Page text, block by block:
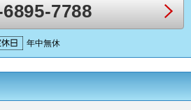
7788
年中無休